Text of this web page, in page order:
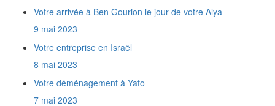
conteneur entre la France et Israël ?
Une trottinette électrique est elle considérée
Quels documents fournir pour importer de la
marchandise en Israël ?
Y a t'il des produits interdits à l'import en
Israël ?
Votre arrivée à Ben Gourion le jour de votre Alya
9 mai 2023
Votre entreprise en Israël
8 mai 2023
Votre déménagement à Yafo
7 mai 2023